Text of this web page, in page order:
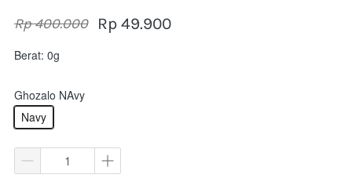
Rp 400.000 Rp 49.900
Berat: 0g
Ghozalo NAvy
Navy